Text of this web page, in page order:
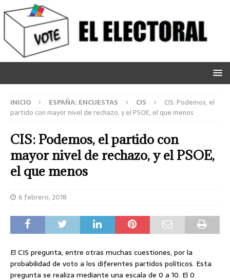
INICIO ESPAÑA: ENCUESTAS CIS
CIS: Podemos, el
partido con mayor nivel de rechazo, y el PSOE, el que menos
CIS: Podemos, el partido con
mayor nivel de rechazo, y el PSOE,
el que menos
6 febrero, 2018
El CIS pregunta, entre otras muchas cuestiones, por la
probabilidad de voto a los diferentes partidos políticos. Esta
pregunta se realiza mediante una escala de 0 a 10. El 0